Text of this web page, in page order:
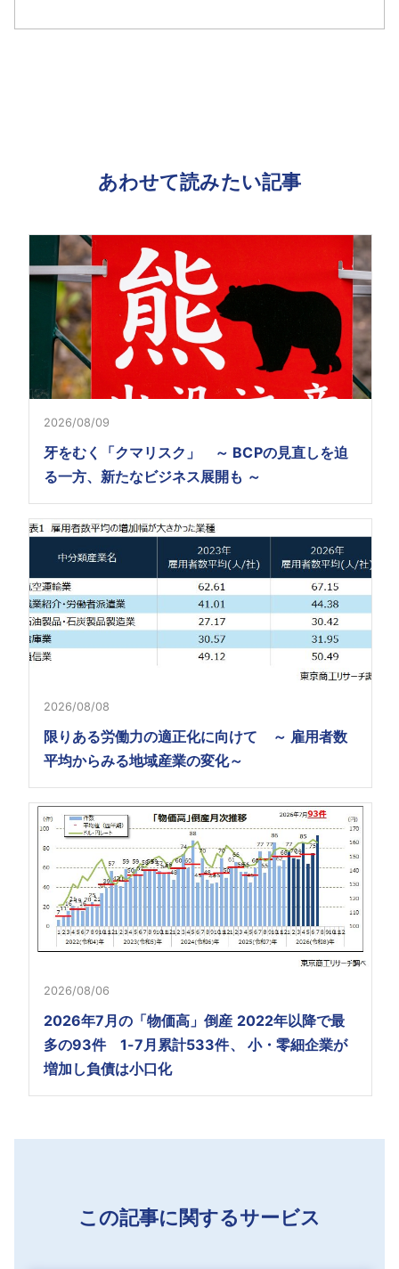
あわせて読みたい記事
2026/08/09
牙をむく「クマリスク」 ～ BCPの見直しを迫
る一方、新たなビジネス展開も ～
2026/08/08
限りある労働力の適正化に向けて ～ 雇用者数
平均からみる地域産業の変化～
2026/08/06
2026年7月の「物価高」倒産 2022年以降で最
多の93件 1-7月累計533件、 小・零細企業が
増加し負債は小口化
この記事に関するサービス